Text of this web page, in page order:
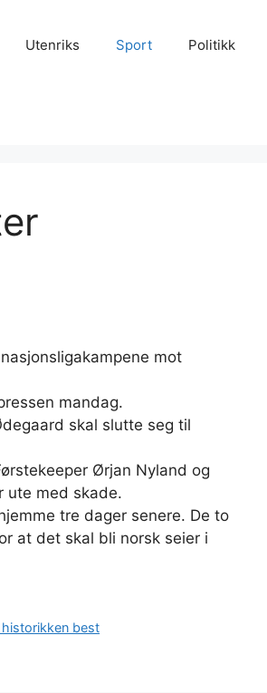
Utenriks Sport Politikk
mot
mandag.
skal slutte seg til
Ørjan Nyland og
ute med skade.
tre dager senere. De to
at det skal bli norsk seier i
best